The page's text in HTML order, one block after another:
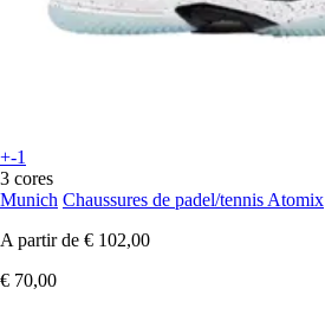
+-1
3 cores
Munich Chaussures de padel/tennis Atomix
A partir de € 102,00
€ 70,00